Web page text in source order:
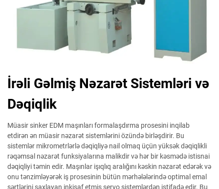
İrəli Gəlmiş Nəzarət Sistemləri və
Dəqiqlik
Müasir sinker EDM maşınları formalaşdırma prosesini inqilab
etdirən ən müasir nəzarət sistemlərini özündə birləşdirir. Bu
sistemlər mikrometrlərlə dəqiqliyə nail olmaq üçün yüksək dəqiqlikli
rəqəmsal nəzarət funksiyalarına malikdir və hər bir kəsmədə istisnai
dəqiqliyi təmin edir. Maşınlar işıqlıq aralığını kəskin nəzarət edərək və
onu tənzimləyərək iş prosesinin bütün mərhələlərində optimal emal
şərtlərini saxlayan inkişaf etmiş servo sistemlərdən istifadə edir. Bu